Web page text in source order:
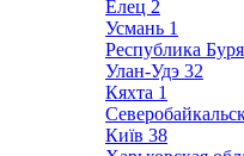
Елец 2
Усмань 1
Республика
Улан-Удэ 32
Кяхта 1
Київ 38